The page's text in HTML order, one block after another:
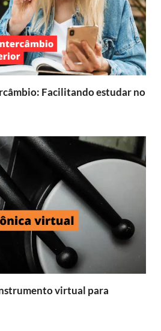
Facilitando estudar no
virtual para